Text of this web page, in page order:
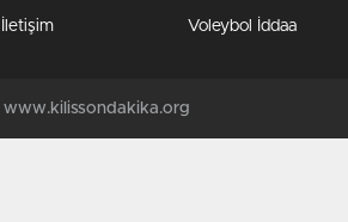
İletişim Voleybol İddaa
www.kilissondakika.org